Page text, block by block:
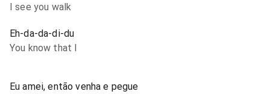
I see you walk
Eh-da-da-di-du
You know that I
Eu amei, então venha e pegue